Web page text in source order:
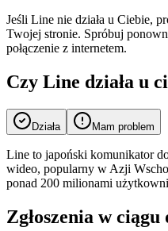
Jeśli Line nie działa u Ciebie,
Twojej stronie. Spróbuj
połączenie z internetem.
Czy Line działa u
Działa Mam problem
Line to japoński komunikator
wideo, popularny w Azji
ponad 200 milionami
Zgłoszenia w